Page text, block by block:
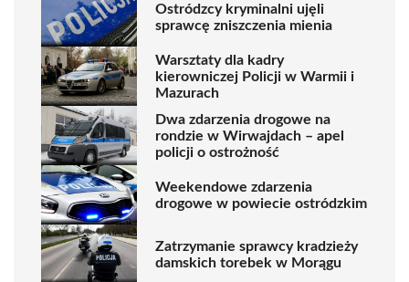
Ostródzcy kryminalni ujęli
sprawcę zniszczenia mienia
Warsztaty dla kadry
kierowniczej Policji w Warmii i
Mazurach
Dwa zdarzenia drogowe na
rondzie w Wirwajdach – apel
policji o ostrożność
Weekendowe zdarzenia
drogowe w powiecie ostródzkim
Zatrzymanie sprawcy kradzieży
damskich torebek w Morągu